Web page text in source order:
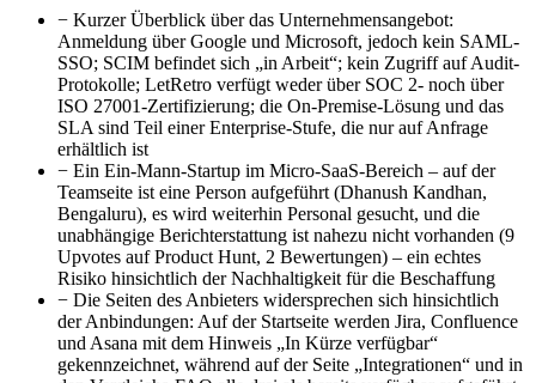
− Kurzer Überblick über das Unternehmensangebot:
Anmeldung über Google und Microsoft, jedoch kein SAML-
SSO; SCIM befindet sich „in Arbeit“; kein Zugriff auf Audit-
Protokolle; LetRetro verfügt weder über SOC 2- noch über
ISO 27001-Zertifizierung; die On-Premise-Lösung und das
SLA sind Teil einer Enterprise-Stufe, die nur auf Anfrage
erhältlich ist
− Ein Ein-Mann-Startup im Micro-SaaS-Bereich – auf der
Teamseite ist eine Person aufgeführt (Dhanush Kandhan,
Bengaluru), es wird weiterhin Personal gesucht, und die
unabhängige Berichterstattung ist nahezu nicht vorhanden (9
Upvotes auf Product Hunt, 2 Bewertungen) – ein echtes
Risiko hinsichtlich der Nachhaltigkeit für die Beschaffung
− Die Seiten des Anbieters widersprechen sich hinsichtlich
der Anbindungen: Auf der Startseite werden Jira, Confluence
und Asana mit dem Hinweis „In Kürze verfügbar“
gekennzeichnet, während auf der Seite „Integrationen“ und in